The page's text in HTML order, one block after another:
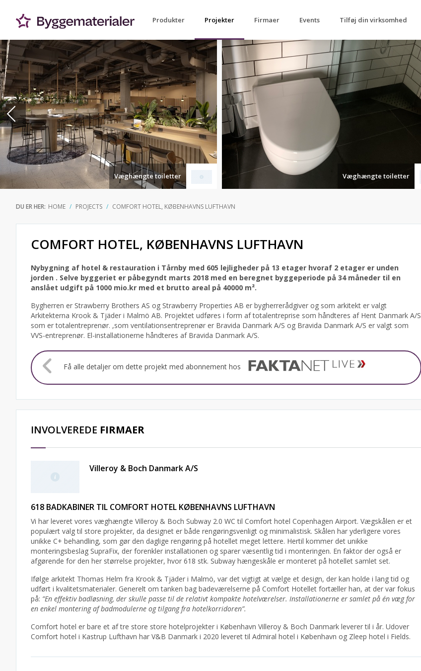
Produkter Projekter Firmaer Events Tilføj din virksomhed
Væghængte toiletter Væghængte toiletter
DU ER HER: HOME PROJECTS COMFORT HOTEL, KØBENHAVNS LUFTHAVN
COMFORT HOTEL, KØBENHAVNS LUFTHAVN
Nybygning af hotel & restauration i Tårnby med 605 lejligheder på 13 etager hvoraf 2 etager er unden
jorden . Selve byggeriet er påbegyndt marts 2018 med en beregnet byggeperiode på 34 måneder til en
anslået udgift på 1000 mio.kr med et brutto areal på 40000 m².
Bygherren er Strawberry Brothers AS og Strawberry Properties AB er bygherrerådgiver og som arkitekt er valgt
Arkitekterna Krook & Tjäder i Malmö AB. Projektet udføres i form af totalentreprise som håndteres af Hent Danmark A/S
som er totalentreprenør. ,som ventilationsentreprenør er Bravida Danmark A/S og Bravida Danmark A/S er valgt som
VVS-entreprenør. El-installationerne håndteres af Bravida Danmark A/S.
Få alle detaljer om dette projekt med abonnement hos
INVOLVEREDE FIRMAER
Villeroy & Boch Danmark A/S
618 BADKABINER TIL COMFORT HOTEL KØBENHAVNS LUFTHAVN
Vi har leveret vores væghængte Villeroy & Boch Subway 2.0 WC til Comfort hotel Copenhagen Airport. Vægskålen er et
populært valg til store projekter, da designet er både rengøringsvenligt og minimalistisk. Skålen har yderligere vores
unikke C+ behandling, som gør den daglige rengøring på hotellet meget lettere. Hertil kommer det unikke
monteringsbeslag SupraFix, der forenkler installationen og sparer væsentlig tid i monteringen. En faktor der også er
afgørende for den her størrelse projekter, hvor 618 stk. Subway hængeskåle er monteret på hotellet samlet set.
Ifølge arkitekt Thomas Helm fra Krook & Tjäder i Malmö, var det vigtigt at vælge et design, der kan holde i lang tid og
udført i kvalitetsmaterialer. Generelt om tanken bag badeværelserne på Comfort Hotellet fortæller han, at der var fokus
på: ”En effektiv badløsning, der skulle passe til de relativt kompakte hotelværelser. Installationerne er samlet på én væg for
en enkel montering af badmodulerne og tilgang fra hotelkorridoren”.
Comfort hotel er bare et af tre store store hotelprojekter i København Villeroy & Boch Danmark leverer til i år. Udover
Comfort hotel i Kastrup Lufthavn har V&B Danmark i 2020 leveret til Admiral hotel i København og Zleep hotel i Fields.